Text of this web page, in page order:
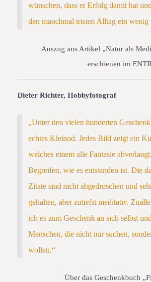
wünschen, dass er Erfolg damit hat
den manchmal tristen Alltag ein
Auszug aus Artikel „Natur als
erschienen im
Dieter Richter, Hobbyfotograf
„Unter den vielen hunderten
echtes Kleinod. Jedes Bild zeigt ein
welches einem alle Fantasie
Begreifen, wie es entstanden ist. Die
Zitate sind nicht abgedroschen und
gehalten, aber zutiefst meditativ.
ich es zum Geschenk an sich selbst
Menschen, die nicht nur suchen,
wollen.“
Über das Geschenkbuch